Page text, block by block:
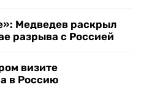
Медведев раскрыл
разрыва с Россией
визите
в Россию